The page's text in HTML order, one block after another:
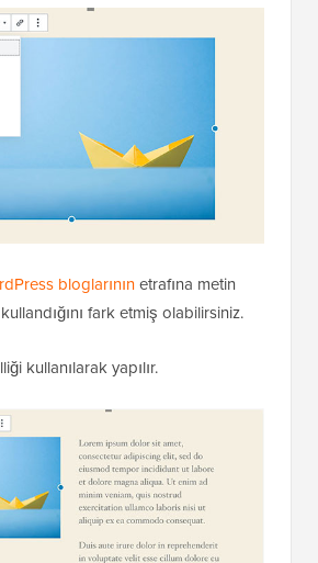
bloglarınınetrafına metin
fark etmiş olabilirsiniz.
kullanılarak yapılır.